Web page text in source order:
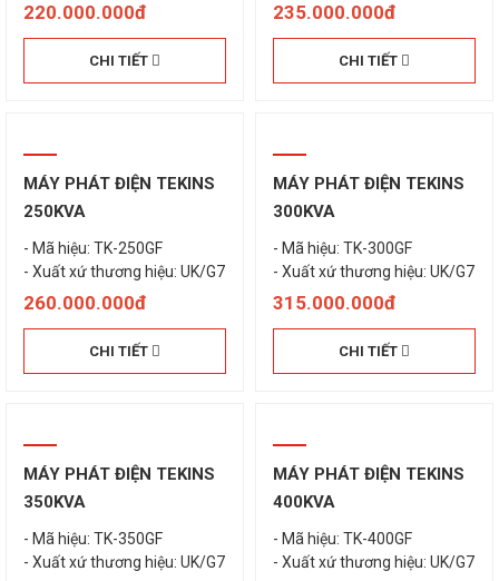
220.000.000đ
CHI TIẾT
235.000.000đ
CHI TIẾT
MÁY PHÁT ĐIỆN TEKINS
250KVA
- Mã hiệu: TK-250GF
260.000.000đ
CHI TIẾT
MÁY PHÁT ĐIỆN TEKINS
300KVA
- Mã hiệu: TK-300GF
315.000.000đ
CHI TIẾT
MÁY PHÁT ĐIỆN TEKINS
350KVA
- Mã hiệu: TK-350GF
- Xuất xứ thương hiệu: UK/G7
MÁY PHÁT ĐIỆN TEKINS
400KVA
- Mã hiệu: TK-400GF
- Xuất xứ thương hiệu: UK/G7